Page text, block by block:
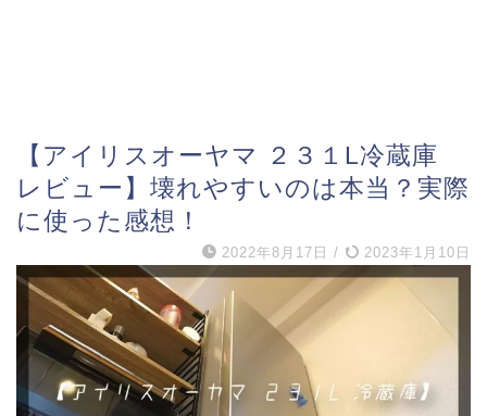
【アイリスオーヤマ ２３１L冷蔵庫
レビュー】壊れやすいのは本当？実際
に使った感想！
2022年8月17日 / 2023年1月10日